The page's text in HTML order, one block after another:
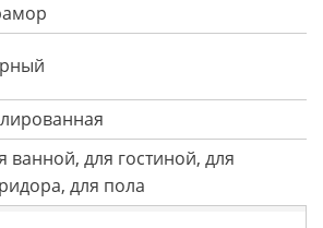
ванной, для гостиной, для
для пола